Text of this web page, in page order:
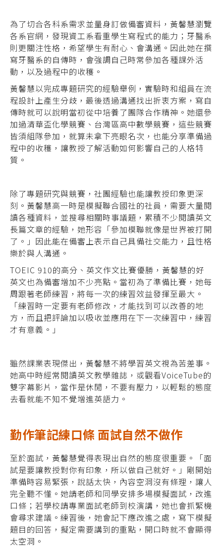
為了切合各科系需求並量身訂做備審資料，黃馨慧瀏覽
各系官網，發現資工系看重學生寫程式的能力；牙醫系
則更關注性格，希望學生有耐心、會溝通。因此她在撰
寫牙醫系的自傳時，會強調自己時常參加各種課外活
動，以及過程中的收穫。
黃馨慧以完成專題研究的經驗舉例，實驗時和組員在流
程設計上產生分歧，最後透過溝通找出折衷方案，寫自
傳時就可以說明當初從中培養了團隊合作精神。她還參
加過清華盃化學競賽、台灣區高中數學競賽，這些競賽
皆須組隊參加，就算未拿下亮眼名次，也能分享準備過
程中的收穫，讓教授了解活動如何影響自己的人格特
質。
除了專題研究與競賽，社團經驗也能讓教授印象更深
刻。黃馨慧高一時是模擬聯合國社的社員，需要大量閱
讀各種資料，並搜尋相關時事議題，累積不少閱讀英文
長篇文章的經驗，她形容「參加模聯就像是世界被打開
了。」因此能在備審上表示自己具備社交能力，且性格
樂於與人溝通。
TOEIC 910的高分、英文作文比賽優勝，黃馨慧的好
英文也為備審增加不少亮點。當初為了準備比賽，她每
周跟著老師練習，將每一次的練習效益發揮至最大。
「練習時一定要有老師修改，才能找到可以改善的地
方，而且把評論加以吸收並應用在下一次練習中，練習
才有意義。」
雖然課業表現傑出，黃馨慧不將學習英文視為苦差事。
她高中時經常閱讀英文教學雜誌，或觀看VoiceTube的
雙字幕影片，當作是休閒，不要有壓力，以輕鬆的態度
去看就能不知不覺增進英語力。
勤作筆記練口條 面試自然不做作
至於面試，黃馨慧覺得表現出自然的態度很重要。「面
試是要讓教授對你有印象，所以做自己就好。」剛開始
準備時容易緊張，說話太快，內容空洞沒有條理，讓人
完全聽不懂。她請老師和同學安排多場模擬面試，改進
口條；若學校請專業面試老師到校演講，她也會抓緊機
會尋求建議。練習後，她會記下應改進之處，寫下模擬
題目的回答，擬定需要講到的重點，開口時就不會顯得
太空洞。